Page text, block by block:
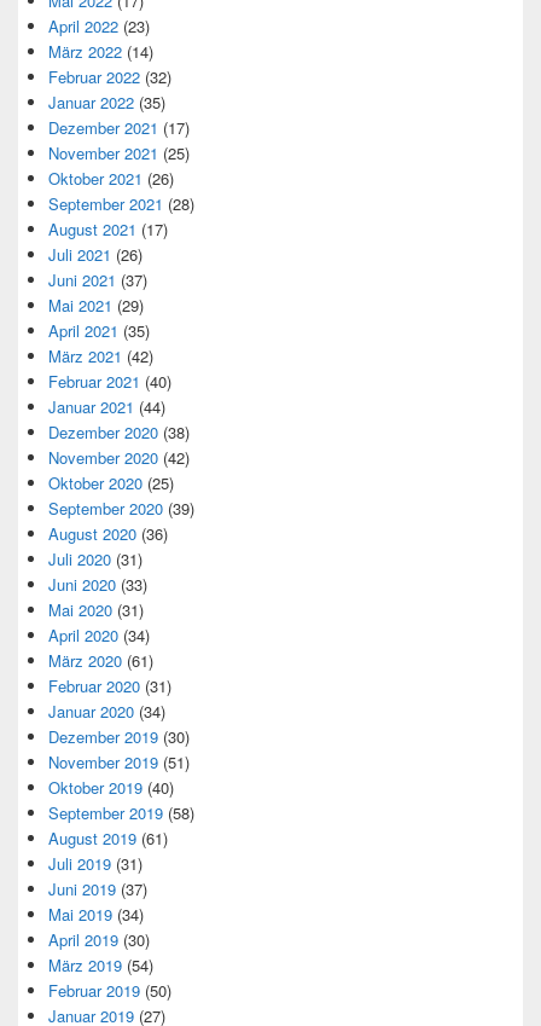
April 2022 (23)
März 2022 (14)
Februar 2022 (32)
Januar 2022 (35)
Dezember 2021 (17)
November 2021 (25)
Oktober 2021 (26)
September 2021 (28)
August 2021 (17)
Juli 2021 (26)
Juni 2021 (37)
Mai 2021 (29)
April 2021 (35)
März 2021 (42)
Februar 2021 (40)
Januar 2021 (44)
Dezember 2020 (38)
November 2020 (42)
Oktober 2020 (25)
September 2020 (39)
August 2020 (36)
Juli 2020 (31)
Juni 2020 (33)
Mai 2020 (31)
April 2020 (34)
März 2020 (61)
Februar 2020 (31)
Januar 2020 (34)
Dezember 2019 (30)
November 2019 (51)
Oktober 2019 (40)
September 2019 (58)
August 2019 (61)
Juli 2019 (31)
Juni 2019 (37)
Mai 2019 (34)
April 2019 (30)
März 2019 (54)
Februar 2019 (50)
Januar 2019 (27)